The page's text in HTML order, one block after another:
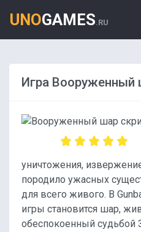
UNOGAMES.RU
Игра Вооруженный
уничтожения,
породило ужасных
для всего живого. В
игры становится шар,
обеспокоенный судьбой